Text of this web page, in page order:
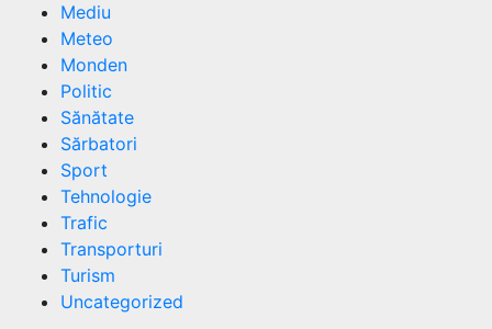
Mediu
Meteo
Monden
Politic
Sănătate
Sărbatori
Sport
Tehnologie
Trafic
Transporturi
Turism
Uncategorized